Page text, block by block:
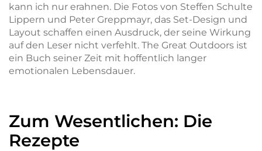
kann ich nur erahnen. Die Fotos von Steffen Schulte
Lippern und Peter Greppmayr, das Set-Design und
Layout schaffen einen Ausdruck, der seine Wirkung
auf den Leser nicht verfehlt. The Great Outdoors ist
ein Buch seiner Zeit mit hoffentlich langer
emotionalen Lebensdauer.
Zum Wesentlichen: Die
Rezepte